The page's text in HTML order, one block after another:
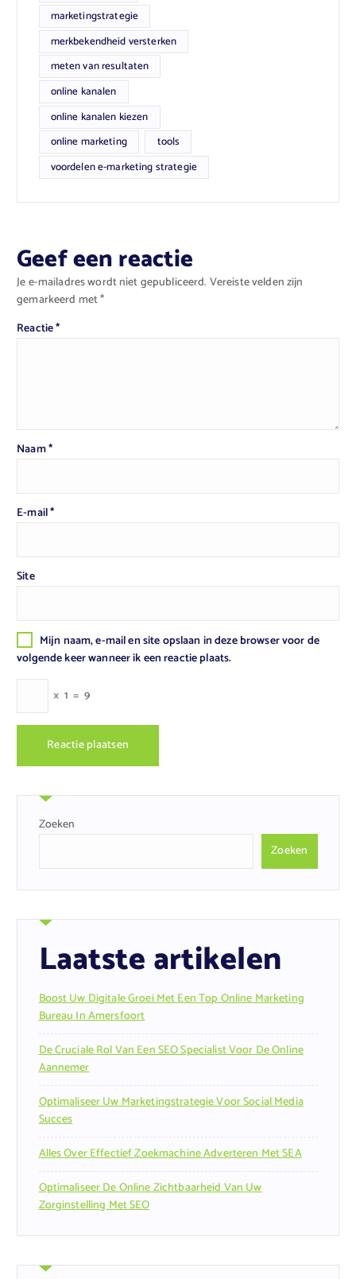
marketingstrategie
merkbekendheid versterken
meten van resultaten
online kanalen
online kanalen kiezen
online marketing
tools
voordelen e-marketing strategie
Geef een reactie
Je e-mailadres wordt niet gepubliceerd. Vereiste velden zijn
gemarkeerd met*
Reactie*
Naam*
E-mail*
Site
Mijn naam, e-mail en site opslaan in deze browser voor de
volgende keer wanneer ik een reactie plaats.
× 1 = 9
Zoeken
Zoeken
Laatste artikelen
Boost Uw Digitale Groei Met Een Top Online Marketing
Bureau In Amersfoort
De Cruciale Rol Van Een SEO Specialist Voor De Online
Aannemer
Optimaliseer Uw Marketingstrategie Voor Social Media
Succes
Alles Over Effectief Zoekmachine Adverteren Met SEA
Optimaliseer De Online Zichtbaarheid Van Uw
Zorginstelling Met SEO